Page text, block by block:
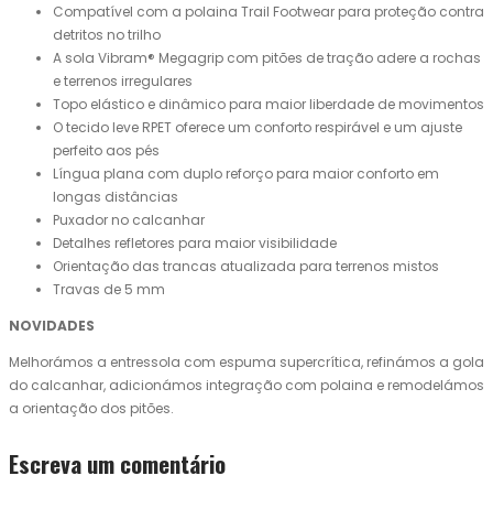
Compatível com a polaina Trail Footwear para proteção contra
detritos no trilho
A sola Vibram® Megagrip com pitões de tração adere a rochas
e terrenos irregulares
Topo elástico e dinâmico para maior liberdade de movimentos
O tecido leve RPET oferece um conforto respirável e um ajuste
perfeito aos pés
Língua plana com duplo reforço para maior conforto em
longas distâncias
Puxador no calcanhar
Detalhes refletores para maior visibilidade
Orientação das trancas atualizada para terrenos mistos
Travas de 5 mm
NOVIDADES
Melhorámos a entressola com espuma supercrítica, refinámos a gola
do calcanhar, adicionámos integração com polaina e remodelámos
a orientação dos pitões.
Escreva um comentário